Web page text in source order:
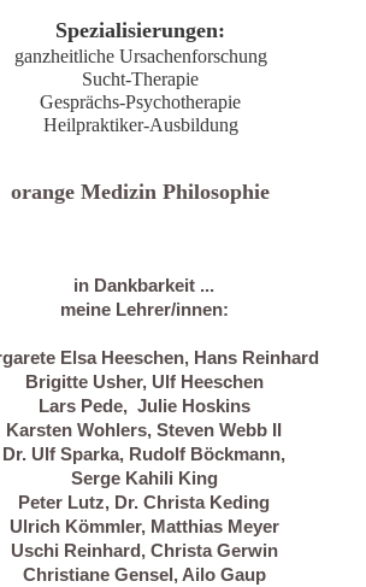
Spezialisierungen:
ganzheitliche Ursachenforschung
Sucht-Therapie
Gesprächs-Psychotherapie
Heilpraktiker-Ausbildung
orange Medizin Philosophie
in Dankbarkeit ...
meine Lehrer/innen:
Elsa Heeschen, Hans Reinhard
Brigitte Usher, Ulf Heeschen
Lars Pede, Julie Hoskins
Karsten Wohlers, Steven Webb II
Dr. Ulf Sparka, Rudolf Böckmann,
Serge Kahili King
Peter Lutz, Dr. Christa Keding
Ulrich Kömmler, Matthias Meyer
Uschi Reinhard, Christa Gerwin
Christiane Gensel, Ailo Gaup